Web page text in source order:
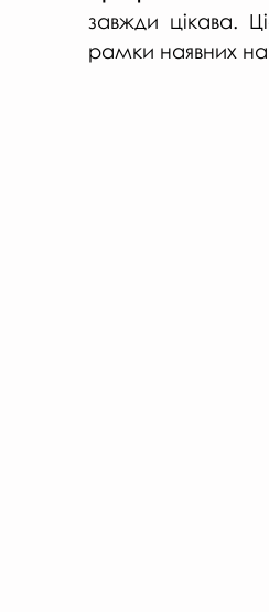
завжди цікава.
рамки наявних